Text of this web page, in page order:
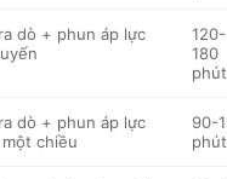
dò + phun áp lực
120-
180
phút
dò + phun áp lực
chiều
90-
phút